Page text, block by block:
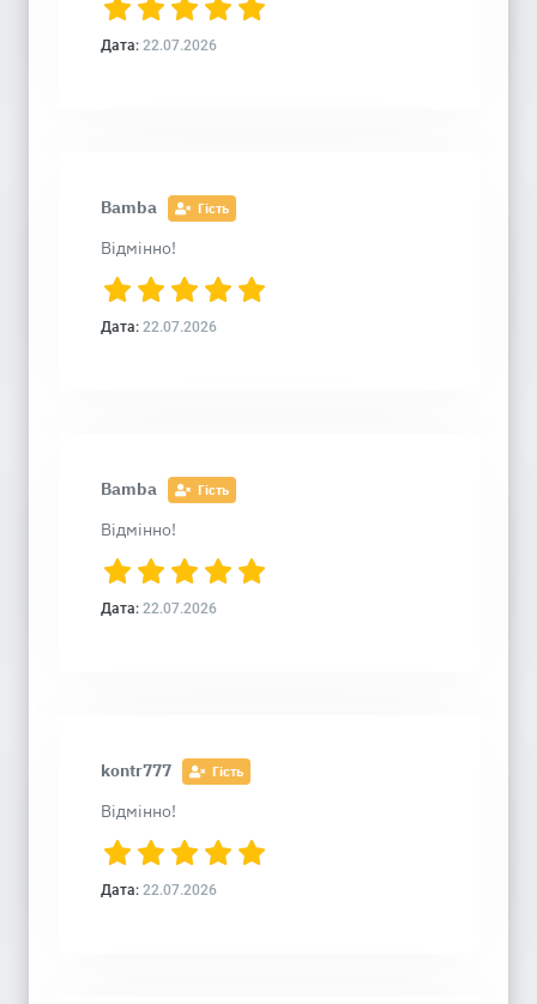
Дата: 22.07.2026
Bamba Гість
Відмінно!
Дата: 22.07.2026
Bamba Гість
Відмінно!
Дата: 22.07.2026
kontr777 Гість
Відмінно!
Дата: 22.07.2026